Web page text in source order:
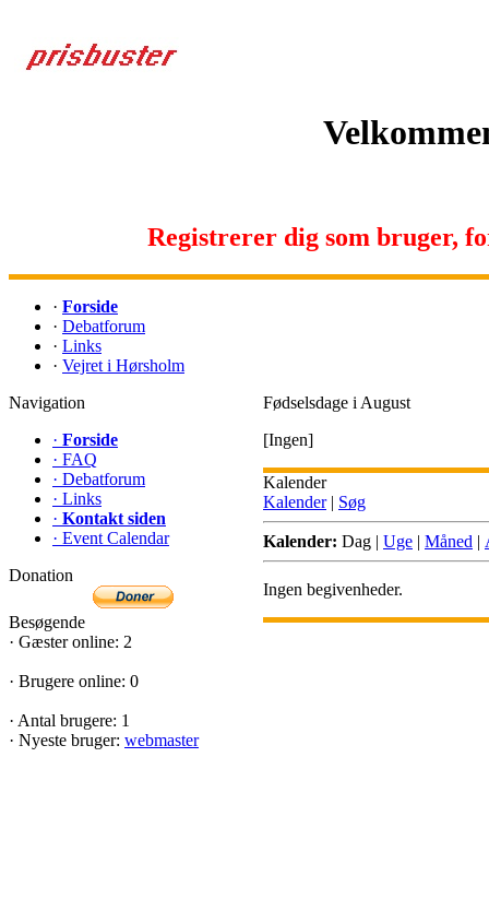
Registrerer dig som bruger,
· Forside
· Debatforum
· Links
· Vejret i Hørsholm
Navigation
· Forside
· FAQ
· Debatforum
· Links
· Kontakt siden
· Event Calendar
Donation
Besøgende
· Gæster online: 2
· Brugere online: 0
· Antal brugere: 1
· Nyeste bruger: webmaster
Fødselsdage i August
[Ingen]
Kalender
Kalender | Søg
Kalender: Dag | Uge | Måned |
Ingen begivenheder.